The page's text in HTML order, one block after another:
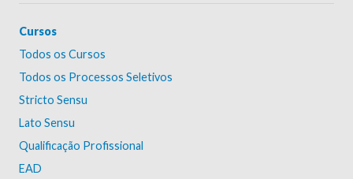
Cursos
Todos os Cursos
Todos os Processos Seletivos
Stricto Sensu
Lato Sensu
Qualificação Profissional
EAD